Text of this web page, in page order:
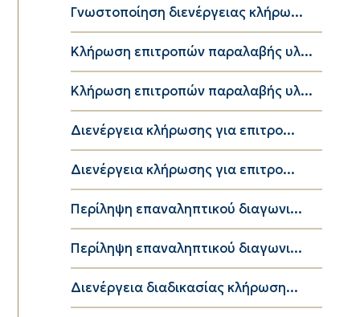
Γνωστοποίηση διενέργειας κλήρω...
Κλήρωση επιτροπών παραλαβής υλ...
Κλήρωση επιτροπών παραλαβής υλ...
Διενέργεια κλήρωσης για επιτρο...
Διενέργεια κλήρωσης για επιτρο...
Περίληψη επαναληπτικού διαγωνι...
Περίληψη επαναληπτικού διαγωνι...
Διενέργεια διαδικασίας κλήρωση...